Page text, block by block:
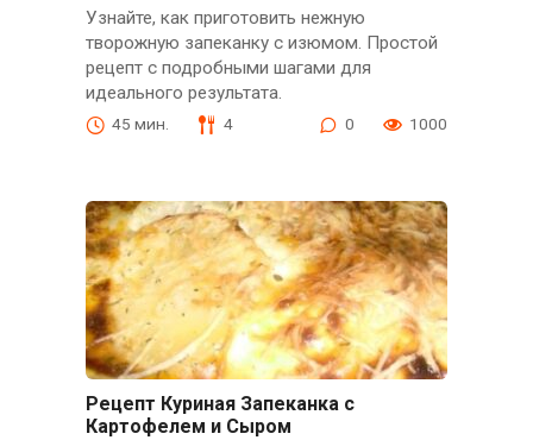
Узнайте, как приготовить нежную
творожную запеканку с изюмом. Простой
рецепт с подробными шагами для
идеального результата.
45 мин. 4 0 1000
Рецепт Куриная Запеканка с
Картофелем и Сыром